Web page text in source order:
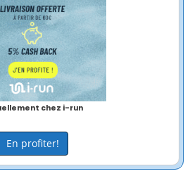
chez i-run
En profiter!